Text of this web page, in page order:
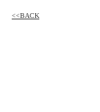
<<BACK